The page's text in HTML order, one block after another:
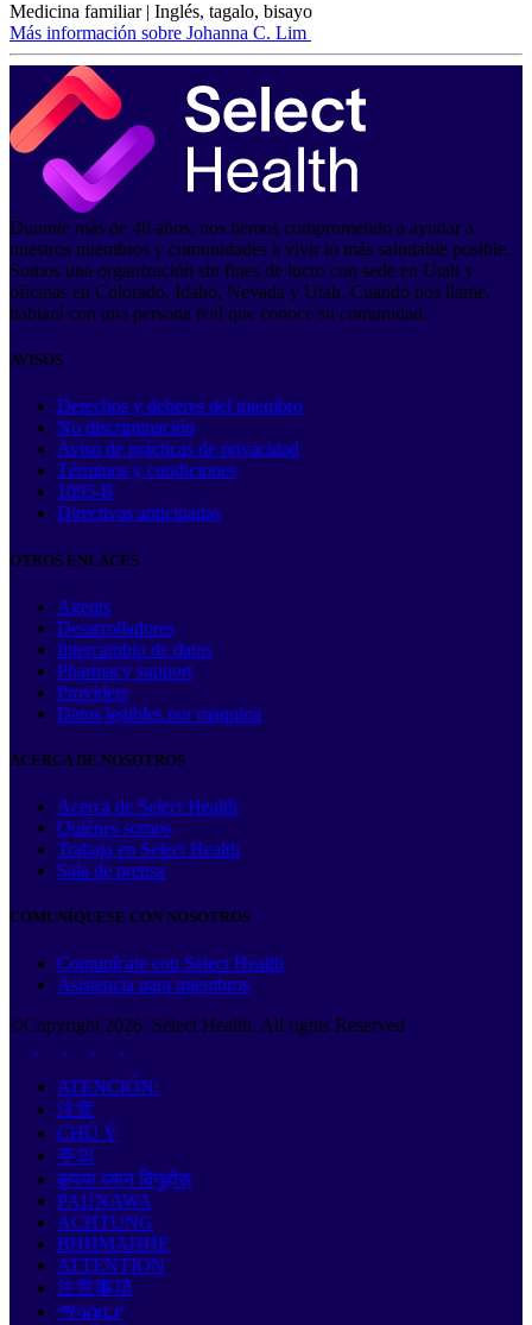
Medicina familiar | Inglés, tagalo, bisayo
Más información sobre Johanna C. Lim
Durante más de 40 años, nos hemos comprometido a ayudar a
nuestros miembros y comunidades a vivir lo más saludable posible.
Somos una organización sin fines de lucro con sede en Utah y
oficinas en Colorado, Idaho, Nevada y Utah. Cuando nos llame,
hablará con una persona real que conoce su comunidad.
AVISOS
Derechos y deberes del miembro
No discriminación
Aviso de prácticas de privacidad
Términos y condiciones
1095-B
Directivas anticipadas
OTROS ENLACES
Agents
Desarrolladores
Intercambio de datos
Pharmacy support
Providers
Datos legibles por máquina
ACERCA DE NOSOTROS
Acerca de Select Health
Quiénes somos
Trabaja en Select Health
Sala de prensa
COMUNÍQUESE CON NOSOTROS
Comunícate con Select Health
Asistencia para miembros
©Copyright 2026. Select Health. All rights Reserved
ATENCIÓN:
注意
CHÚ Ý
주의
कृपया ध्यान दिनुहोस्
PAUNAWA
ACHTUNG
ВНИМАНИЕ
ATTENTION
注意事項
ማሳሰቢያ